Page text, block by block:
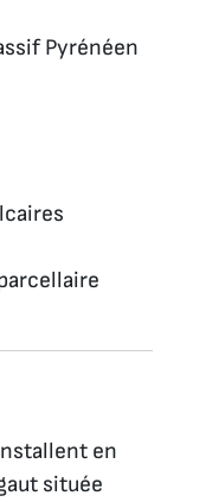
Pyrénéen
en
située